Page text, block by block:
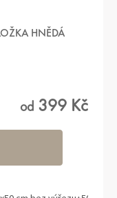
HNĚDÁ
od 399 Kč